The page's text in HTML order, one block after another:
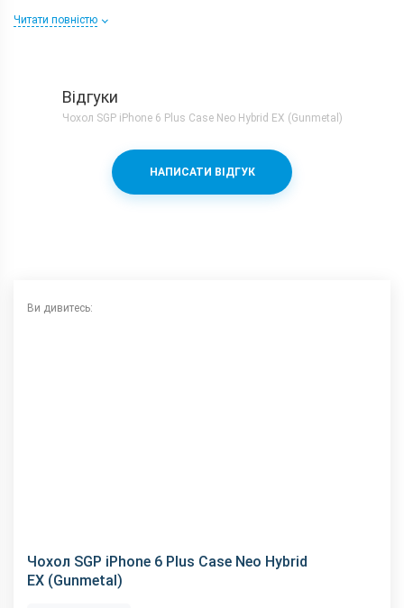
Читати повністю
Відгуки
Чохол SGP iPhone 6 Plus Case Neo Hybrid EX (Gunmetal)
НАПИСАТИ ВІДГУК
Ви дивитесь:
Чохол SGP iPhone 6 Plus Case Neo Hybrid
EX (Gunmetal)